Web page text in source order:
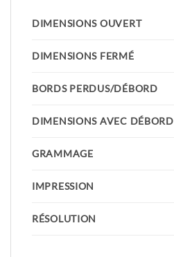
DIMENSIONS OUVERT
DIMENSIONS FERMÉ
BORDS PERDUS/DÉBORD
DIMENSIONS AVEC DÉBORD
GRAMMAGE
IMPRESSION
RÉSOLUTION